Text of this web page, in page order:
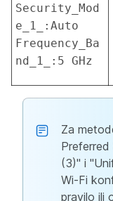
Security_Mod
e_1_:Auto
Frequency_Ba
nd_1_:5 GHz
Za
(3)" i
Wi-Fi
pravilo ili